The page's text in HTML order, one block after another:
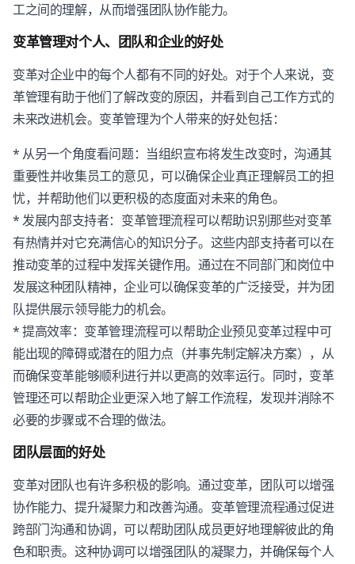
工之间的理解，从而增强团队协作能力。
变革管理对个人、团队和企业的好处
变革对企业中的每个人都有不同的好处。对于个人来说，变
革管理有助于他们了解改变的原因，并看到自己工作方式的
未来改进机会。变革管理为个人带来的好处包括：
* 从另一个角度看问题：当组织宣布将发生改变时，沟通其
重要性并收集员工的意见，可以确保企业真正理解员工的担
忧，并帮助他们以更积极的态度面对未来的角色。
* 发展内部支持者：变革管理流程可以帮助识别那些对变革
有热情并对它充满信心的知识分子。这些内部支持者可以在
推动变革的过程中发挥关键作用。通过在不同部门和岗位中
发展这种团队精神，企业可以确保变革的广泛接受，并为团
队提供展示领导能力的机会。
* 提高效率：变革管理流程可以帮助企业预见变革过程中可
能出现的障碍或潜在的阻力点（并事先制定解决方案），从
而确保变革能够顺利进行并以更高的效率运行。同时，变革
管理还可以帮助企业更深入地了解工作流程，发现并消除不
必要的步骤或不合理的做法。
团队层面的好处
变革对团队也有许多积极的影响。通过变革，团队可以增强
协作能力、提升凝聚力和改善沟通。变革管理流程通过促进
跨部门沟通和协调，可以帮助团队成员更好地理解彼此的角
色和职责。这种协调可以增强团队的凝聚力，并确保每个人